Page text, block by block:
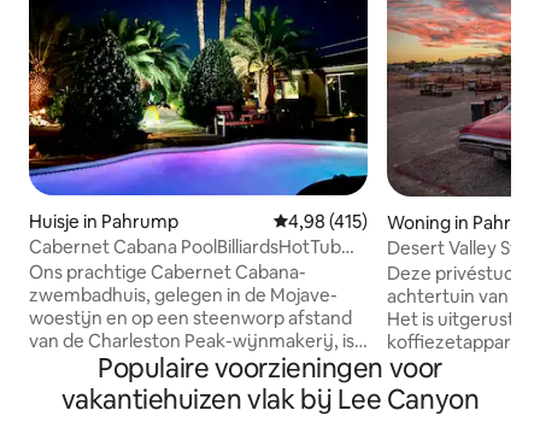
Huisje in Pahrump Gemiddelde beoordeling van
4,98 (415)
Cabernet Cabana PoolBilliardsHotTub
DVNP
Ons prachtige Cabernet Cabana-
zwembadhuis, gelegen in de Mojave-
woestijn en op een steenworp afstand
van de Charleston Peak-wijnmakerij, is
het perfecte toevluchtsoord voor jou en
je gasten. Het poolhouse van 130 m²
biedt comfortabel plaats aan 6 personen
Woning in
Desert Valley
Deze privéstudio
achtertuin van
Het is uitgerust
minikoelkast,
speciale
grillruimte,
Populaire voorzieningen voor
vakantiehuizen vlak bij Lee Canyon